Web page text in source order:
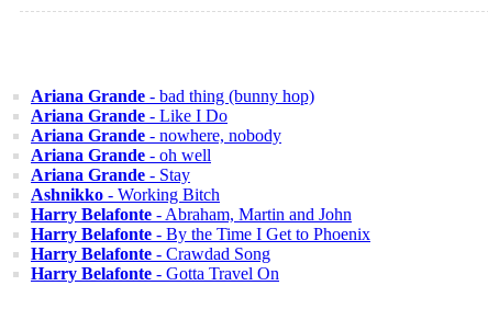
Ariana Grande - bad thing (bunny hop)
Ariana Grande - Like I Do
Ariana Grande - nowhere, nobody
Ariana Grande - oh well
Ariana Grande - Stay
Ashnikko - Working Bitch
Harry Belafonte - Abraham, Martin and John
Harry Belafonte - By the Time I Get to Phoenix
Harry Belafonte - Crawdad Song
Harry Belafonte - Gotta Travel On